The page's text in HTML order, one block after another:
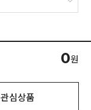
0원
관심상품